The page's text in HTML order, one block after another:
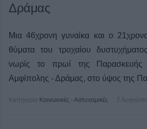
Δράμας
Μια 46χρονη γυναίκα και ο
θύματα του τροχαίου
νωρίς το πρωί της
Αμφίπολης - Δράμας, στο ύψος της
Κατηγορία Κοινωνικές - Αστυνομικές 7